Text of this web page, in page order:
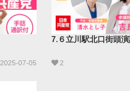
2025-07-05
7.６立川駅北口街頭
2